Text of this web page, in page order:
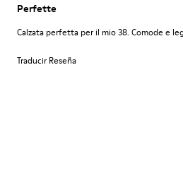
Perfette
Calzata perfetta per il mio 38. Comode e
Traducir Reseña